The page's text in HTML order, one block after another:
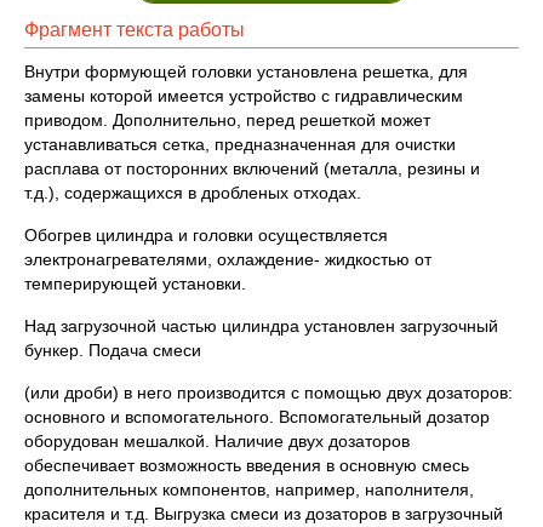
Фрагмент текста работы
Внутри формующей головки установлена решетка, для
замены которой имеется устройство с гидравлическим
приводом. Дополнительно, перед решеткой может
устанавливаться сетка, предназначенная для очистки
расплава от посторонних включений (металла, резины и
т.д.), содержащихся в дробленых отходах.
Обогрев цилиндра и головки осуществляется
электронагревателями, охлаждение- жидкостью от
темперирующей установки.
Над загрузочной частью цилиндра установлен загрузочный
бункер. Подача смеси
(или дроби) в него производится с помощью двух дозаторов:
основного и вспомогательного. Вспомогательный дозатор
оборудован мешалкой. Наличие двух дозаторов
обеспечивает возможность введения в основную смесь
дополнительных компонентов, например, наполнителя,
красителя и т.д. Выгрузка смеси из дозаторов в загрузочный